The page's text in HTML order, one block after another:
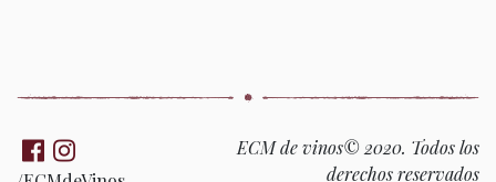
ECM de vinos© 2020. Todos los
derechos reservados